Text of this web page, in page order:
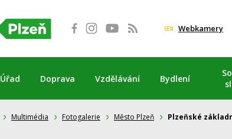
Webkamery
Úřad Doprava Vzdělávání Bydlení
Multimédia Fotogalerie Město Plzeň Plzeňské